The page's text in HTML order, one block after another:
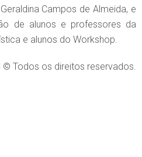
Campos de Almeida, e
de alunos e professores da
e alunos do Workshop.
© Todos os direitos reservados.